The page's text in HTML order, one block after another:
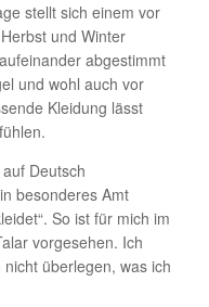
stellt sich einem vor
und Winter
abgestimmt
und wohl auch vor
Kleidung lässt
Deutsch
besonderes Amt
So ist für mich im
vorgesehen. Ich
überlegen, was ich